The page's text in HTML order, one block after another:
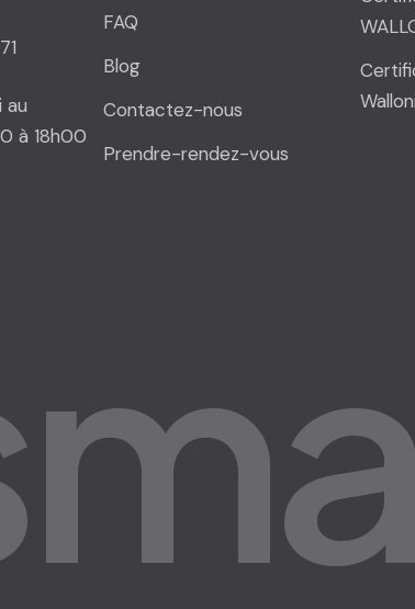
au
à 18h00
FAQ
Blog
Contactez-nous
Prendre-rendez-vous
ma